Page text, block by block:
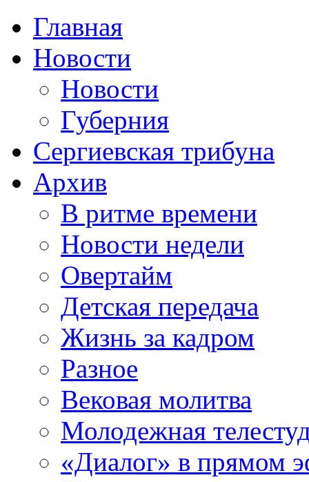
Главная
Новости
Новости
Губерния
Сергиевская трибуна
Архив
В ритме времени
Новости недели
Овертайм
Детская передача
Жизнь за кадром
Разное
Вековая молитва
Молодежная
«Диалог» в прямом